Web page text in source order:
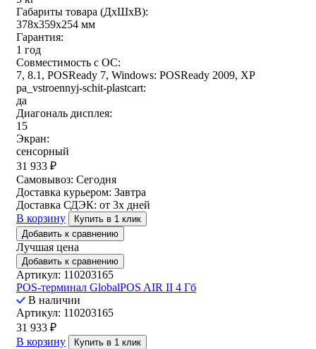
Габариты товара (ДxШxВ):
378x359x254 мм
Гарантия:
1 год
Совместимость с ОС:
7, 8.1, POSReady 7, Windows: POSReady 2009, XP
pa_vstroennyj-schit-plastcart:
да
Диагональ дисплея:
15
Экран:
сенсорный
31 933 ₽
Самовывоз: Сегодня
Доставка курьером: Завтра
Доставка СДЭК: от 3х дней
В корзину
Купить в 1 клик
Добавить к сравнению
Лучшая цена
Добавить к сравнению
Артикул: 110203165
POS-терминал GlobalPOS AIR II 4 Гб
В наличии
Артикул: 110203165
31 933 ₽
В корзину
Купить в 1 клик